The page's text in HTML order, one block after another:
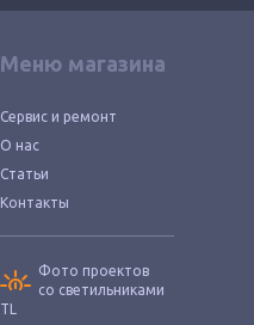
Меню магазина
Сервис и ремонт
О нас
Статьи
Контакты
Фото проектов
со светильниками
TL